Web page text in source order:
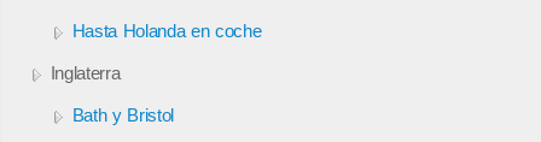
Hasta Holanda en coche
Inglaterra
Bath y Bristol